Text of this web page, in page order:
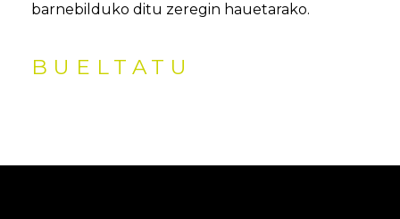
barnebilduko ditu zeregin hauetarako.
BUELTATU